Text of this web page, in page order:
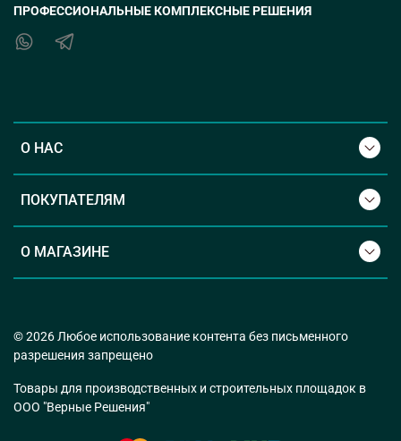
О НАС
ПОКУПАТЕЛЯМ
О МАГАЗИНЕ
ПРОФЕССИОНАЛЬНЫЕ КОМПЛЕКСНЫЕ РЕШЕНИЯ
© 2026 Любое использование контента без письменного
разрешения запрещено
Товары для производственных и строительных площадок в
ООО "Верные Решения"